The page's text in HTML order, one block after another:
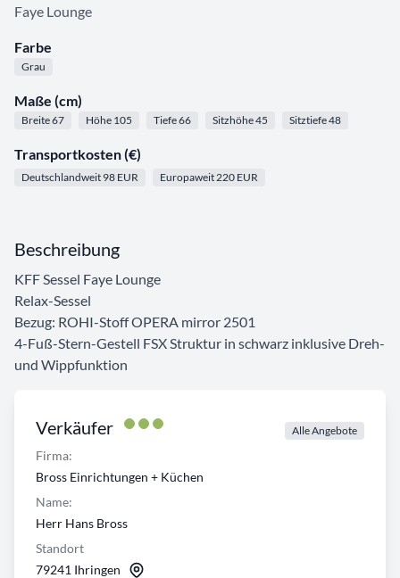
Faye Lounge
Farbe
Grau
Maße (cm)
Breite 67 Höhe 105 Tiefe 66 Sitzhöhe 45 Sitztiefe 48
Transportkosten (€)
Deutschlandweit 98 EUR Europaweit 220 EUR
Verkäufer Alle Angebote
Firma:
Bross Einrichtungen + Küchen
Name:
Herr Hans Bross
Standort
79241 Ihringen
Beschreibung
KFF Sessel Faye Lounge
Relax-Sessel
Bezug: ROHI-Stoff OPERA mirror 2501
4-Fuß-Stern-Gestell FSX Struktur in schwarz inklusive Dreh-
und Wippfunktion